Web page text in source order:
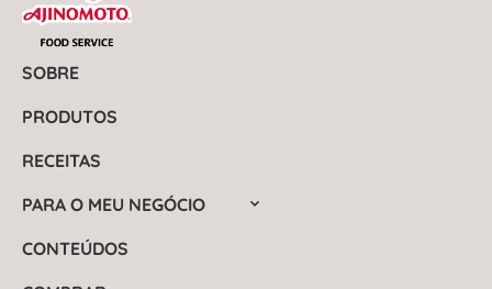
SOBRE
PRODUTOS
RECEITAS
PARA O MEU NEGÓCIO
CONTEÚDOS